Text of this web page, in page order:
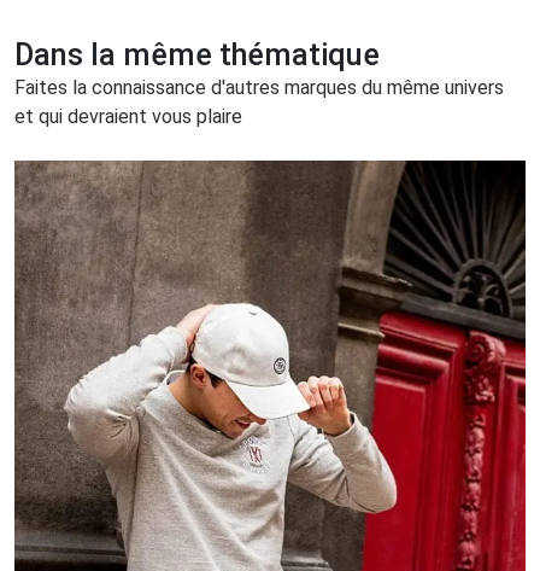
Dans la même thématique
Faites la connaissance d'autres marques du même univers
et qui devraient vous plaire